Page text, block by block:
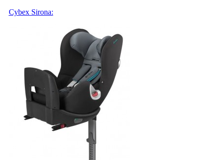
Cybex Sirona: